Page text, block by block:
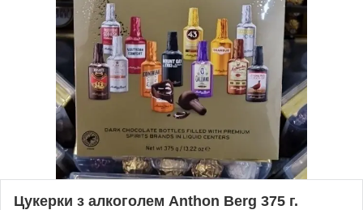
Цукерки з алкоголем Anthon Berg 375 г.